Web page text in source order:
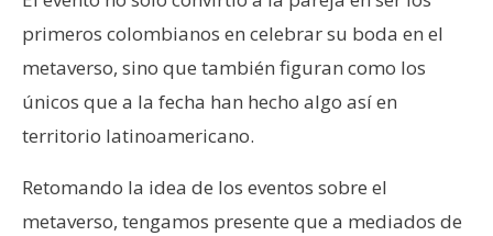
primeros colombianos en celebrar su boda en el
metaverso, sino que también figuran como los
únicos que a la fecha han hecho algo así en
territorio latinoamericano.
Retomando la idea de los eventos sobre el
metaverso, tengamos presente que a mediados de